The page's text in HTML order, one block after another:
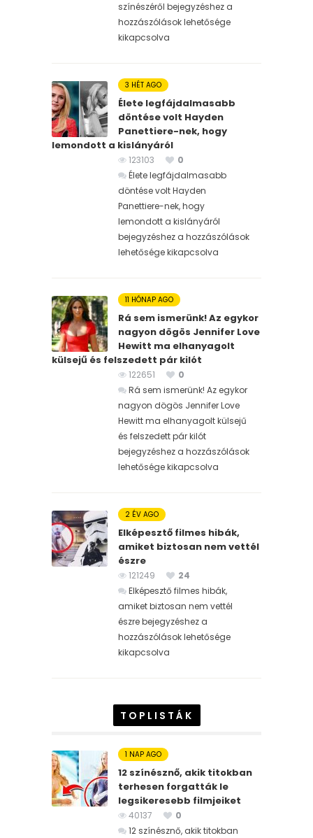
színészéről bejegyzéshez a
hozzászólások lehetősége
kikapcsolva
3 HÉT AGO
Élete legfájdalmasabb
döntése volt Hayden
Panettiere-nek, hogy
lemondott a kislányáról
123103
0
Élete legfájdalmasabb
döntése volt Hayden
Panettiere-nek, hogy
lemondott a kislányáról
bejegyzéshez a hozzászólások
lehetősége kikapcsolva
11 HÓNAP AGO
Rá sem ismerünk! Az egykor
nagyon dögös Jennifer Love
Hewitt ma elhanyagolt
külsejű és felszedett pár kilót
122651
0
Rá sem ismerünk! Az egykor
nagyon dögös Jennifer Love
Hewitt ma elhanyagolt külsejű
és felszedett pár kilót
bejegyzéshez a hozzászólások
lehetősége kikapcsolva
2 ÉV AGO
Elképesztő filmes hibák,
amiket biztosan nem vettél
észre
121249
24
Elképesztő filmes hibák,
amiket biztosan nem vettél
észre bejegyzéshez a
hozzászólások lehetősége
kikapcsolva
TOPLISTÁK
1 NAP AGO
12 színésznő, akik titokban
terhesen forgatták le
legsikeresebb filmjeiket
40137
0
12 színésznő, akik titokban